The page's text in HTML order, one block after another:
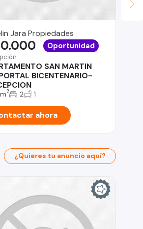
Jara Propiedades
SAN MARTIN
BICENTENARIO-
Oportunidad
2 2 1
ahora
¿Quieres tu anuncio aquí?